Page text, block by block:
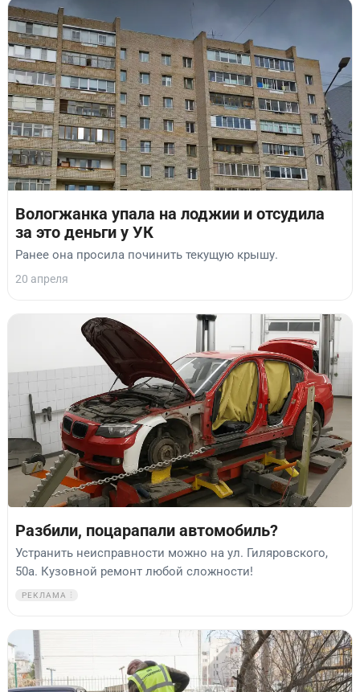
Вологжанка упала на лоджии и отсудила
за это деньги у УК
Ранее она просила починить текущую крышу.
20 апреля
Разбили, поцарапали автомобиль?
Устранить неисправности можно на ул. Гиляровского,
50а. Кузовной ремонт любой сложности!
РЕКЛАМА